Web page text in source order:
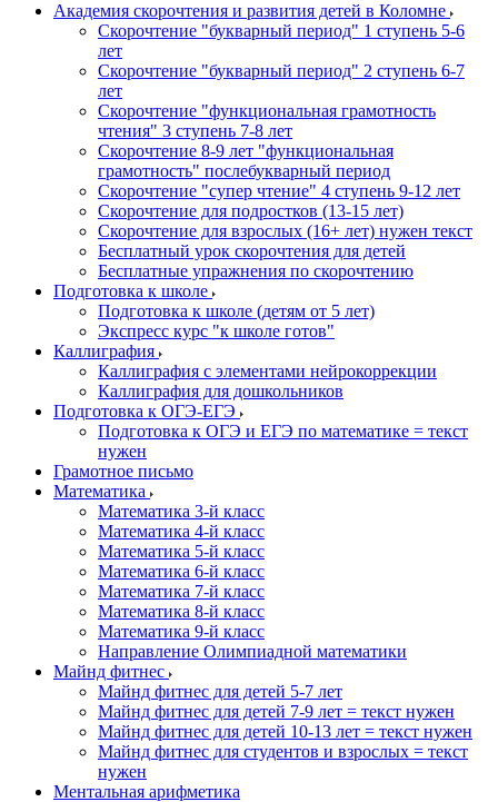
Академия скорочтения и развития детей в Коломне
Скорочтение "букварный период" 1 ступень 5-6
лет
Cкорочтение "букварный период" 2 ступень 6-7
лет
Скорочтение "функциональная грамотность
чтения" 3 ступень 7-8 лет
Скорочтение 8-9 лет "функциональная
грамотность" послебукварный период
Скорочтение "супер чтение" 4 ступень 9-12 лет
Скорочтение для подростков (13-15 лет)
Cкорочтение для взрослых (16+ лет) нужен текст
Бесплатный урок скорочтения для детей
Бесплатные упражнения по скорочтению
Подготовка к школе
Подготовка к школе (детям от 5 лет)
Экспресс курс "к школе готов"
Каллиграфия
Каллиграфия с элементами нейрокоррекции
Каллиграфия для дошкольников
Подготовка к ОГЭ-ЕГЭ
Подготовка к ОГЭ и ЕГЭ по математике = текст
нужен
Грамотное письмо
Математика
Математика 3-й класс
Математика 4-й класс
Математика 5-й класс
Математика 6-й класс
Математика 7-й класс
Математика 8-й класс
Математика 9-й класс
Направление Олимпиадной математики
Майнд фитнес
Майнд фитнес для детей 5-7 лет
Майнд фитнес для детей 7-9 лет = текст нужен
Майнд фитнес для детей 10-13 лет = текст нужен
Майнд фитнес для студентов и взрослых = текст
нужен
Ментальная арифметика